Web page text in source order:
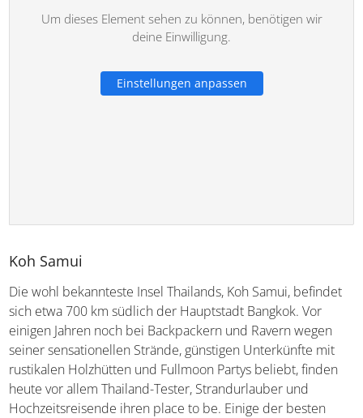
Um dieses Element sehen zu können, benötigen wir
deine Einwilligung.
Einstellungen anpassen
Koh Samui
Die wohl bekannteste Insel Thailands, Koh Samui,
befindet sich etwa 700 km südlich der Hauptstadt
Bangkok. Vor einigen Jahren noch bei Backpackern und
Ravern wegen seiner sensationellen Strände, günstigen
Unterkünfte mit rustikalen Holzhütten und Fullmoon
Partys beliebt, finden heute vor allem Thailand-Tester,
Strandurlauber und Hochzeitsreisende ihren place to be.